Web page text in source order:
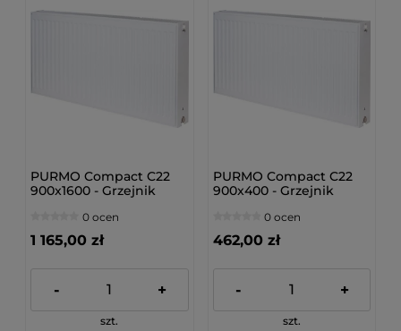
PURMO Compact C22
900x1600 - Grzejnik
0 ocen
1 165,00 zł
- +
szt.
PURMO Compact C22
900x400 - Grzejnik
0 ocen
462,00 zł
- +
szt.